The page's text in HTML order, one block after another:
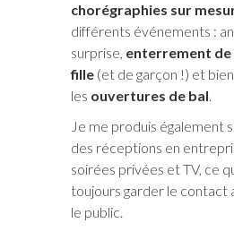
chorégraphies sur
différents événements :
surprise, enterrement de
fille (et de garçon !) et
les ouvertures de bal.
Je me produis également
des réceptions en
soirées privées et TV, ce
toujours garder le contact
le public.